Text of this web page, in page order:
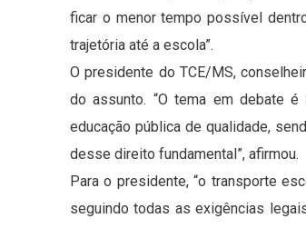
ficar o menor tempo possível
trajetória até a escola”.
O presidente do TCE/MS,
do assunto. “O tema em debate
educação pública de qualidade,
desse direito fundamental”, afirmou.
Para o presidente, “o transporte
seguindo todas as exigências